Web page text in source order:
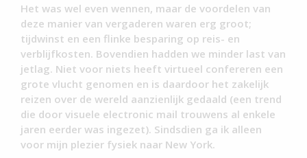
Het was wel even wennen, maar de voordelen van
deze manier van vergaderen waren erg groot;
tijdwinst en een flinke besparing op reis- en
verblijfkosten. Bovendien hadden we minder last van
jetlag. Niet voor niets heeft virtueel confereren een
grote vlucht genomen en is daardoor het zakelijk
reizen over de wereld aanzienlijk gedaald (een trend
die door visuele electronic mail trouwens al enkele
jaren eerder was ingezet). Sindsdien ga ik alleen
voor mijn plezier fysiek naar New York.